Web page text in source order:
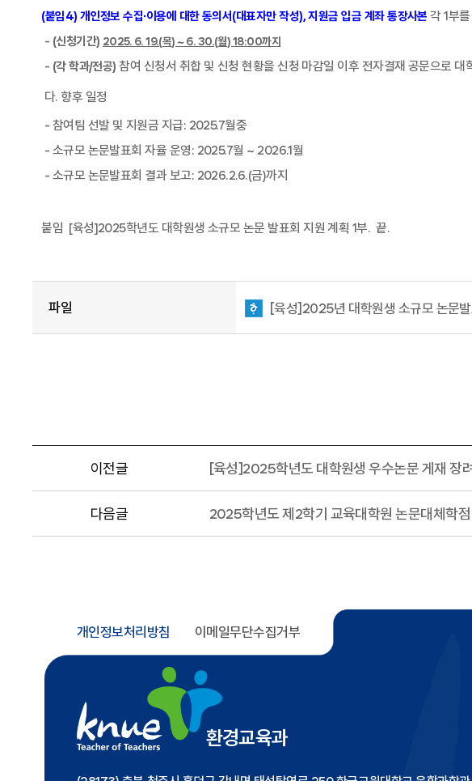
(붙임4)개인정보 수집∙이용에 대한 동의서(대표자만 작성),지원금 입금 계좌 통장사본 각1부
- (신청기간) 2025. 6. 19.(목) ~ 6. 30.(월) 18:00까지
- (각 학과/전공) 참여 신청서 취합 및 신청 현황을 신청 마감일 이후 전자결재 공문으로 대
다. 향후 일정
- 참여팀 선발 및 지원금 지급: 2025.7월중
- 소규모 논문발표회 자율 운영: 2025.7월 ~ 2026.1월
- 소규모 논문발표회 결과 보고: 2026.2.6.(금)까지
붙임 [육성]2025학년도 대학원생 소규모 논문 발표회 지원 계획 1부.끝.
파일 [육성]2025년 대학원생 소규모 논문
이전글 [육성]2025학년도 대학원생 우수논문 게재 장
다음글 2025학년도 제2학기 교육대학원 논문대체학
개인정보처리방침 이메일무단수집거부
환경교육과